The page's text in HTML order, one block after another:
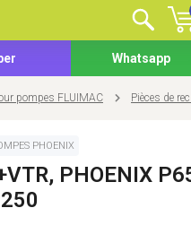
Whatsapp
pompes FLUIMAC Pièces de
PHOENIX
PHOENIX